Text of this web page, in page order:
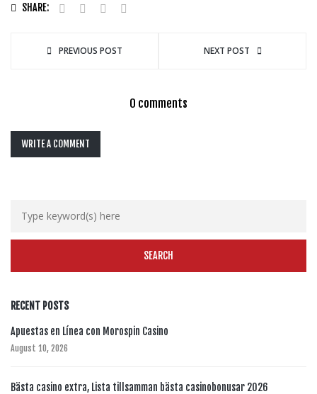
SHARE:
PREVIOUS POST NEXT POST
0 comments
WRITE A COMMENT
RECENT POSTS
Apuestas en Línea con Morospin Casino
August 10, 2026
Bästa casino extra, Lista tillsamman bästa casinobonusar 2026